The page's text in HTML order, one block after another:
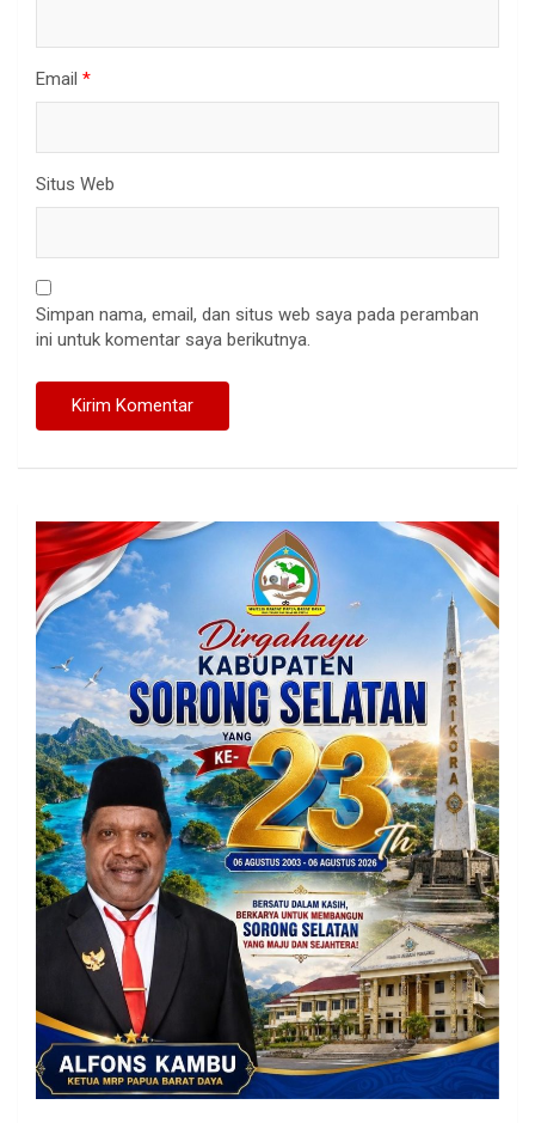
Email *
Situs Web
Simpan nama, email, dan situs web saya pada peramban
ini untuk komentar saya berikutnya.